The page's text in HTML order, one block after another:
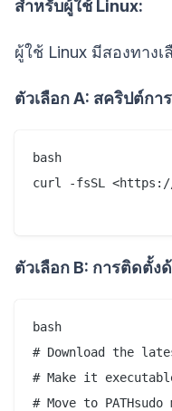
สำหรับผู้ใช้ Linux:
ผู้ใช้ Linux มีสองทางเ
ตัวเลือก A: สคริปต์กา
bash
curl -fsSL
ตัวเลือก B: การติดตั้ง
bash
# Download the
# Make it
# Move to